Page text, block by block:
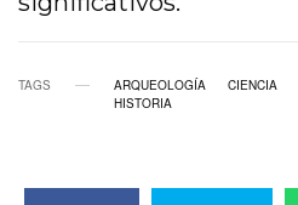
TAGS ARQUEOLOGÍA CIENCIA
HISTORIA